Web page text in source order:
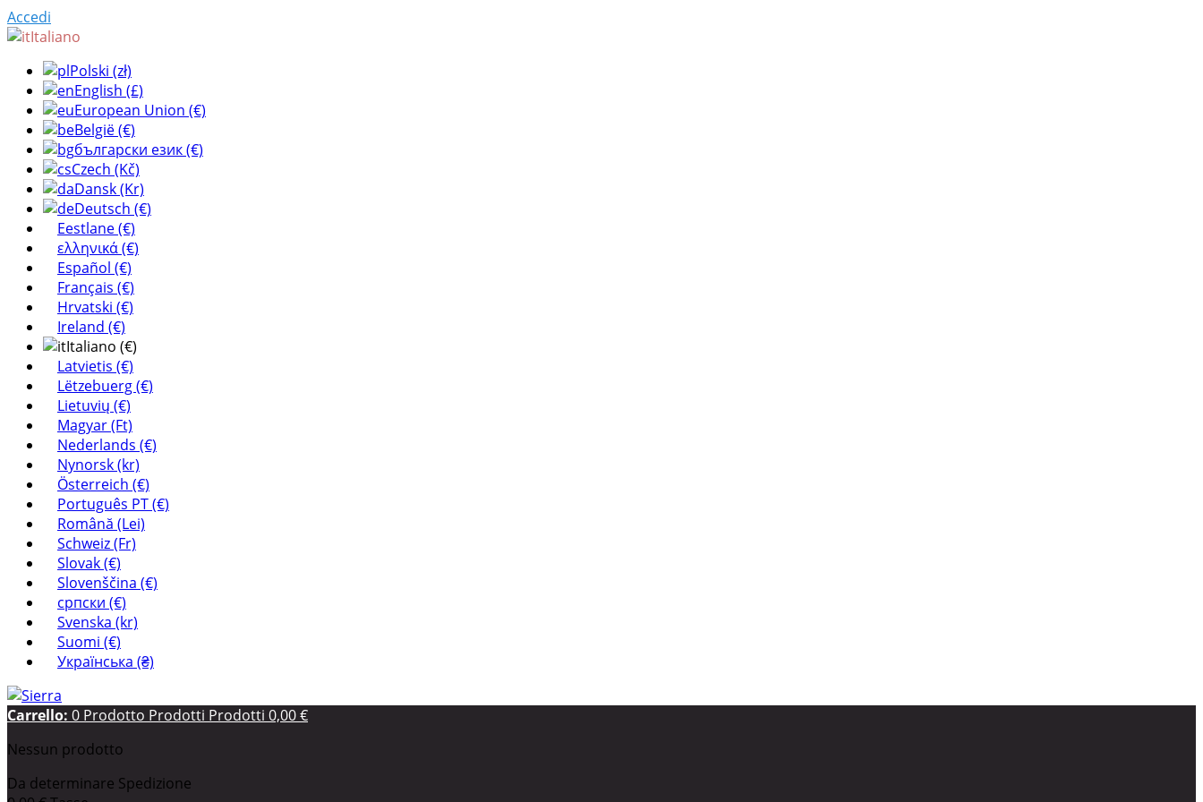
Accedi
Italiano
Polski (zł)
English (£)
European Union (€)
België (€)
български език (€)
Czech (Kč)
Dansk (Kr)
Deutsch (€)
Eestlane (€)
ελληνικά (€)
Español (€)
Français (€)
Hrvatski (€)
Ireland (€)
Italiano (€)
Latvietis (€)
Lëtzebuerg (€)
Lietuvių (€)
Magyar (Ft)
Nederlands (€)
Nynorsk (kr)
Österreich (€)
Português PT (€)
Română (Lei)
Schweiz (Fr)
Slovak (€)
Slovenščina (€)
српски (€)
Svenska (kr)
Suomi (€)
Українська (₴)
Carrello: 0 Prodotto Prodotti Prodotti 0,00 €
Nessun prodotto
Da determinare Spedizione